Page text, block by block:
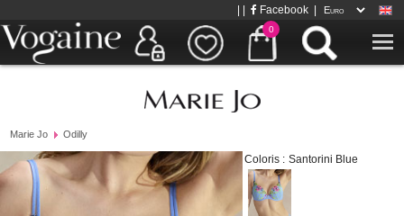
0
Facebook
Marie Jo Odilly
Coloris : Santorini Blue